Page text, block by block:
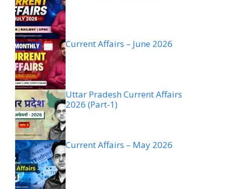
Current Affairs – June 2026
Uttar Pradesh Current Affairs
2026 (Part-1)
Current Affairs – May 2026